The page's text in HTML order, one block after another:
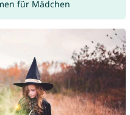
für Mädchen